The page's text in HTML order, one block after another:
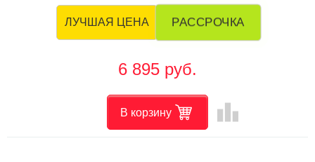
ЛУЧШАЯ ЦЕНА РАССРОЧКА
6 895 руб.
В корзину leaderboard